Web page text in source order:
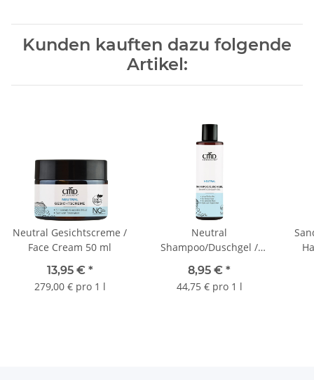
Kunden kauften dazu folgende
Artikel:
Neutral Gesichtscreme /
Face Cream 50 ml
13,95 € *
279,00 € pro 1 l
Neutral
Shampoo/Duschgel /
200 ml
8,95 € *
44,75 € pro 1 l